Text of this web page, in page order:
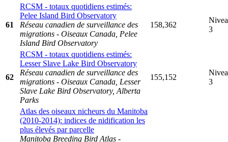
61
RCSM - totaux quotidiens estimés:
Pelee Island Bird Observatory
Réseau canadien de surveillance des
migrations - Oiseaux Canada, Pelee
Island Bird Observatory
158,362
3
62
RCSM - totaux quotidiens estimés:
Lesser Slave Lake Bird Observatory
Réseau canadien de surveillance des
migrations - Oiseaux Canada, Lesser
Slave Lake Bird Observatory, Alberta
Parks
155,152
3
Atlas des oiseaux nicheurs du Manitoba
(2010-2014): indices de nidification les
plus élevés par parcelle
Manitoba Breeding Bird Atlas -